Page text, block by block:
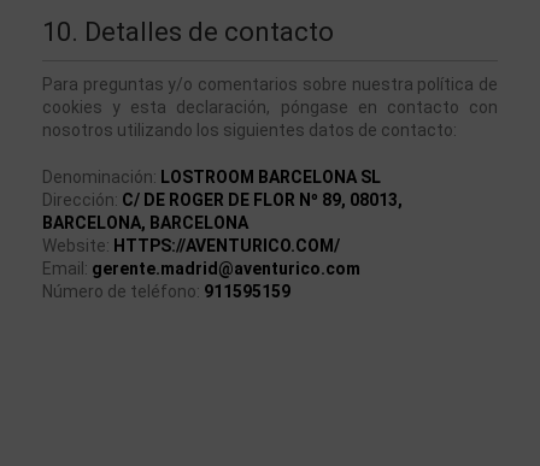
10. Detalles de contacto
Para preguntas y/o comentarios sobre nuestra política de
cookies y esta declaración, póngase en contacto con
nosotros utilizando los siguientes datos de contacto:
Denominación: LOSTROOM BARCELONA SL
Dirección: C/ DE ROGER DE FLOR Nº 89, 08013,
BARCELONA, BARCELONA
Website: HTTPS://AVENTURICO.COM/
Email: gerente.madrid@aventurico.com
Número de teléfono: 911595159